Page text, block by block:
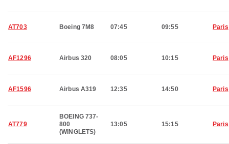
AT703 Boeing 7M8 07:45 09:55 Paris
AF1296 Airbus 320 08:05 10:15 Paris
AF1596 Airbus A319 12:35 14:50 Paris
AT779
BOEING 737-
800
(WINGLETS)
13:05 15:15 Paris